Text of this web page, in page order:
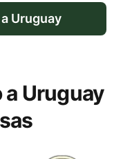
Uruguay
Uruguay